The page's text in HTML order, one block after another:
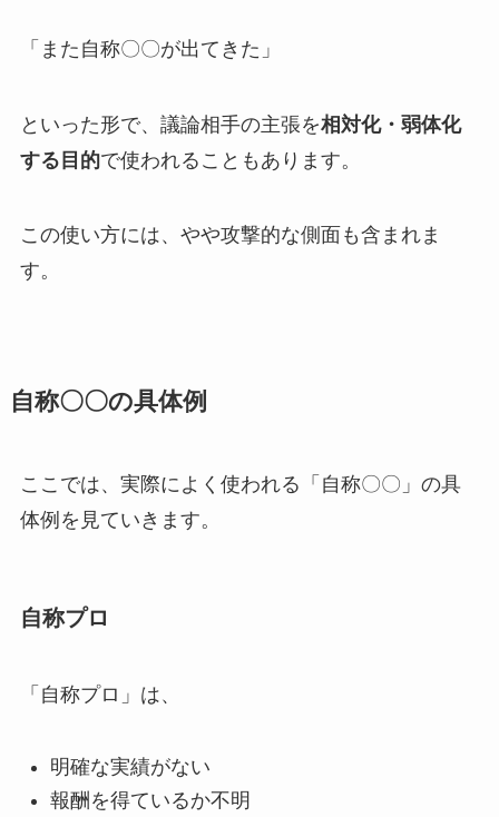
「また自称〇〇が出てきた」
といった形で、議論相手の主張を相対化・弱体化
する目的で使われることもあります。
この使い方には、やや攻撃的な側面も含まれま
す。
自称〇〇の具体例
ここでは、実際によく使われる「自称〇〇」の具
体例を見ていきます。
自称プロ
「自称プロ」は、
明確な実績がない
報酬を得ているか不明